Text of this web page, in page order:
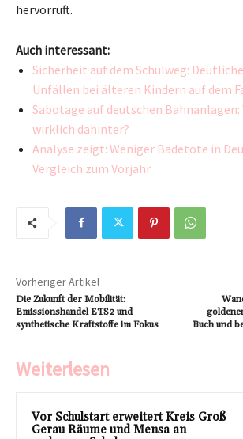
hervorruft.
Auch interessant:
Sicherheit auf dem Schulweg:
Unfällen bei älteren Kindern auf dem
Sabotage auf deutschen
wirklich dahinter?
Analyse zeigt: Weniger Badetote in
Vergleich zum Vorjahr
Vorheriger Artikel
Die Zukunft der Mobilität:
Emissionshandel ETS2 und
synthetische Kraftstoffe im Fokus
Buch und
Weiterlesen
Vor Schulstart erweitert Kreis Groß
Gerau Räume und Mensa an